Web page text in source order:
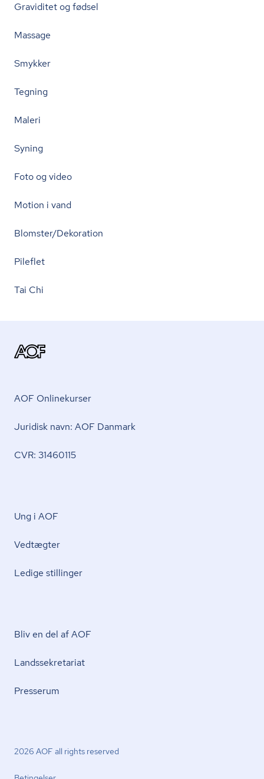
Graviditet og fødsel
Massage
Smykker
Tegning
Maleri
Syning
Foto og video
Motion i vand
Blomster/Dekoration
Pileflet
Tai Chi
AOF Onlinekurser
Juridisk navn: AOF Danmark
CVR: 31460115
Ung i AOF
Vedtægter
Ledige stillinger
Bliv en del af AOF
Lands­se­kre­ta­ri­at
Presserum
2026 AOF all rights reserved